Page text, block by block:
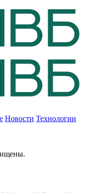
Новости Технологии